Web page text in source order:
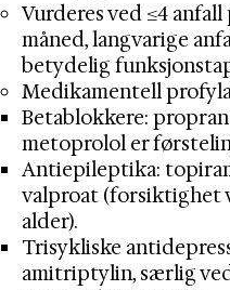
Vurderes ved ≥4 anfall
måned, langvarige
betydelig
Medikamentell
Betablokkere:
metoprolol er
Antiepileptika:
valproat (forsiktighet
alder).
Trisykliske
amitriptylin, særlig